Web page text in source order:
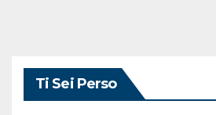
Ti Sei Perso